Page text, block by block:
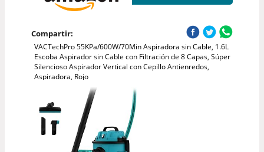
Compartir:
VACTechPro 55KPa/600W/70Min Aspiradora sin Cable, 1.6L
Escoba Aspirador sin Cable con Filtración de 8 Capas, Súper
Silencioso Aspirador Vertical con Cepillo Antienredos,
Aspiradora, Rojo